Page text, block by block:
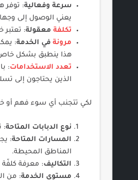
سرعة وفعالية: توفر
يعني الوصول إلى
تكلفة معقولة: تعتبر
مرونة في الخدمة:
هذا ينطبق بشكل خاص
تعدد الاستخدامات:
الذين يحتاجون إلى
لكي تتجنب أي سوء فهم أو
نوع الدبابات المتاحة:
المسارات المتاحة:
المناطق المحيطة.
التكاليف: معرفة
مستوى الخدمة: من